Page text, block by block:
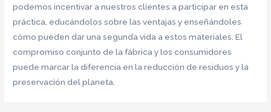
podemos incentivar a nuestros clientes a participar en esta
práctica, educándolos sobre las ventajas y enseñándoles
cómo pueden dar una segunda vida a estos materiales. El
compromiso conjunto de la fábrica y los consumidores
puede marcar la diferencia en la reducción de residuos y la
preservación del planeta.